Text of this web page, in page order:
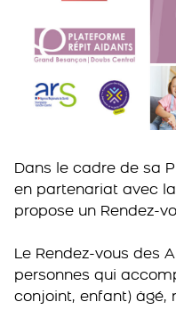
Dans le cadre de sa
en partenariat avec
propose un Rendez-
Le Rendez-vous des
personnes qui
conjoint, enfant) âgé,